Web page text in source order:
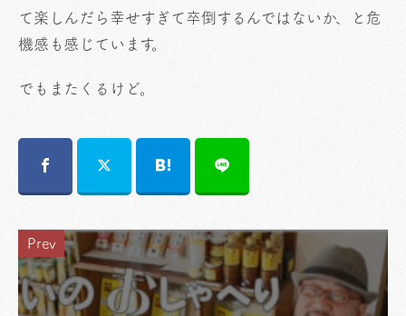
て楽しんだら幸せすぎて卒倒するんではないか、と危
機感も感じています。
でもまたくるけど。
Prev